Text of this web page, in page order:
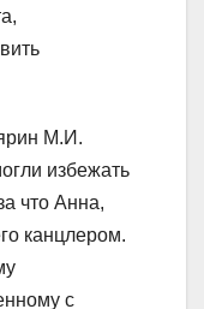
М.И.
избежать
что Анна,
канцлером.
с